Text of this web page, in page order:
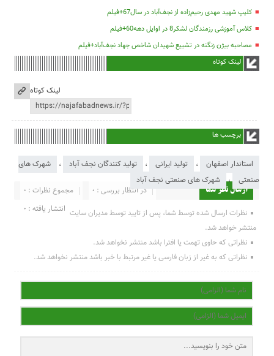
کلیپ شهید مهدی رحیم‌زاده از نجف‌آباد در سال67+فیلم
کلاس آموزشی رزمندگان لشکر8 در اوایل دهه60+فیلم
مصاحبه بیژن زنگنه در تشییع شهیدان شاخص جهاد نجف‌آباد+فیلم
لینک کوتاه
لینک کوتاه
برچسب ها
استاندار اصفهان ، تولید ایرانی ، تولید کنندگان نجف آباد ،
شهرک های
صنعتی ، شهرک های صنعتی نجف آباد
ارسال نظر شما مجموع نظرات : 0
در انتظار بررسی : 0
انتشار یافته : 0 نظرات ارسال شده توسط شما، پس از تایید توسط مدیران سایت
منتشر خواهد شد.
نظراتی که حاوی تهمت یا افترا باشد منتشر نخواهد شد.
نظراتی که به غیر از زبان فارسی یا غیر مرتبط با خبر باشد منتشر نخواهد شد.